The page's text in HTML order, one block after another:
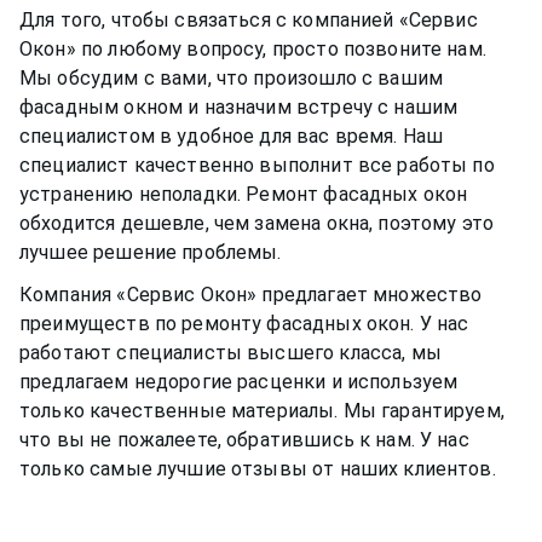
Для того, чтобы связаться с компанией «Сервис
Окон» по любому вопросу, просто позвоните нам.
Мы обсудим с вами, что произошло с вашим
фасадным окном и назначим встречу с нашим
специалистом в удобное для вас время. Наш
специалист качественно выполнит все работы по
устранению неполадки. Ремонтфасадных окон
обходится дешевле, чем замена окна, поэтому это
лучшее решение проблемы.
Компания «Сервис Окон» предлагает множество
преимуществ по ремонту фасадных окон. У нас
работают специалисты высшего класса, мы
предлагаем недорогие расценки и используем
только качественные материалы. Мы гарантируем,
что вы не пожалеете, обратившись к нам. У нас
только самые лучшие отзывы от наших клиентов.